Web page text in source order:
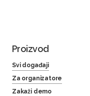
Proizvod
Svi događaji
Za organizatore
Zakaži demo